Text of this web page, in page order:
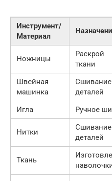
Инструмент/
Материал
Ножницы
Раскрой
ткани
Швейная
машинка
Сшивание
деталей
Игла
Ручное
Нитки
Сшивание
деталей
Ткань